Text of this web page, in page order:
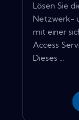
Lösen Sie
Netzwerk-
mit einer
Access
Dieses ...